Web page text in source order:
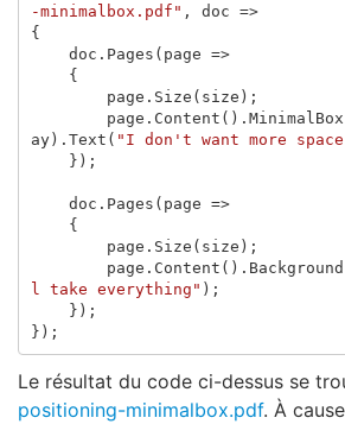
-minimalbox.pdf" , doc =>
{
doc . Pages ( page =>
{
page . Size ( size );
page . Content (). MinimalBox
ay). Text ( "I don't want more
});
doc . Pages ( page =>
{
page . Size ( size );
page . Content (). Background
l take everything" );
});
});
Le résultat du code ci-dessus se
positioning-minimalbox.pdf. À